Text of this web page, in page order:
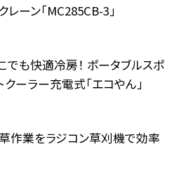
レーン「MC285CB-3」
でも快適冷房！ ポータブルスポ
クーラー充電式「エコやん」
作業をラジコン草刈機で効率